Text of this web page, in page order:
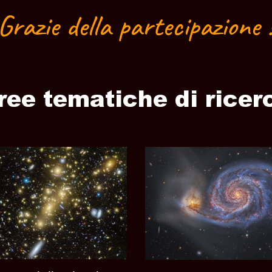
della partecipazione
tematiche di